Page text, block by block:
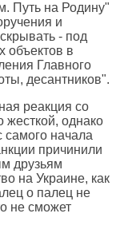
Путь на Родину"
и
- под
объектов в
Главного
десантников".
реакция со
однако
самого начала
причинили
друзьям
на Украине, как
о палец не
не сможет